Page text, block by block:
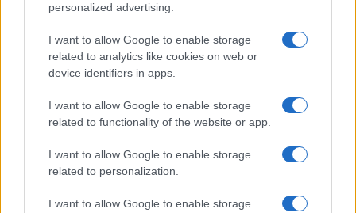
personalized advertising.
I want to allow Google to enable storage
related to analytics like cookies on web or
device identifiers in apps.
I want to allow Google to enable storage
related to functionality of the website or app.
I want to allow Google to enable storage
related to personalization.
I want to allow Google to enable storage